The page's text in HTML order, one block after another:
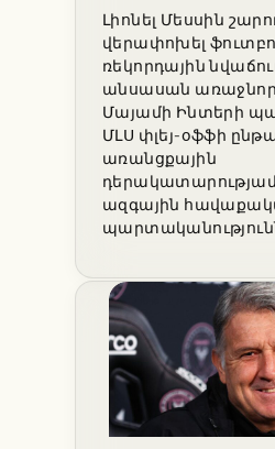
Լիոնել Մեսսին
վերափոխել
ռեկորդային
անսասան
Մայամի Ինտերի
ՄԼՍ փլեյ-օֆֆի
առանցքային
ազգային